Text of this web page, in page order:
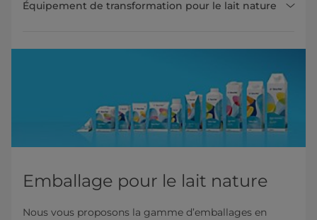
Équipement de transformation pour le lait nature
Emballage pour le lait nature
Nous vous proposons la gamme d’emballages en